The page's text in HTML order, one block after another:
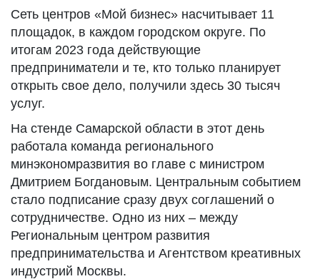
Сеть центров «Мой бизнес» насчитывает 11
площадок, в каждом городском округе. По
итогам 2023 года действующие
предприниматели и те, кто только планирует
открыть свое дело, получили здесь 30 тысяч
услуг.
На стенде Самарской области в этот день
работала команда регионального
минэкономразвития во главе с министром
Дмитрием Богдановым. Центральным событием
стало подписание сразу двух соглашений о
сотрудничестве. Одно из них – между
Региональным центром развития
предпринимательства и Агентством креативных
индустрий Москвы.